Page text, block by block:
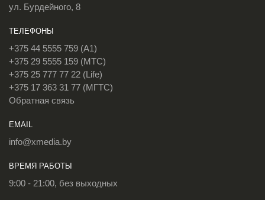
ул. Бурдейного, 8
ТЕЛЕФОНЫ
+375 44 5555 759 (A1)
+375 29 5555 159 (МТС)
+375 25 777 77 22 (Life)
+375 17 363 31 77 (МГТС)
Обратная связь
EMAIL
info@xmedia.by
ВРЕМЯ РАБОТЫ
9:00 - 21:00, без выходных